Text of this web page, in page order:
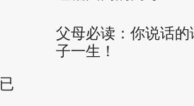
父母必读：你说话
子一生！